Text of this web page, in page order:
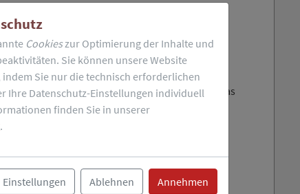
(e.g. 4.9.0-11-amd64 ). The result is the same as
Cookieszur Optimierung der Inhalte und
Sie können unsere Website
Sie nur die technisch erforderlichen
Ihre Datenschutz-Einstellungen individuell
finden Sie in unserer
.
Einstellungen Ablehnen Annehmen